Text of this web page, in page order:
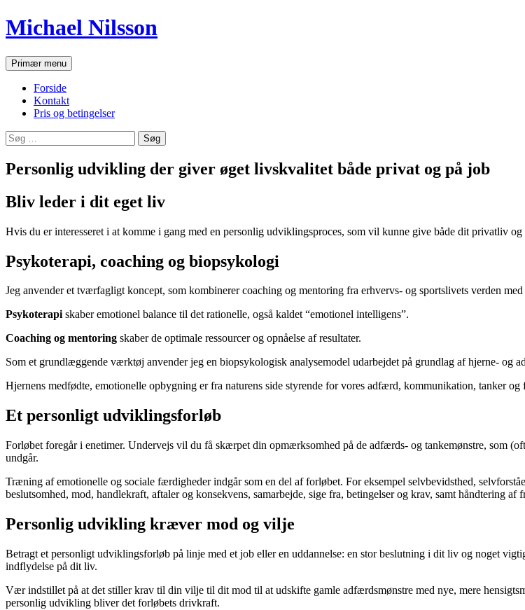
Hop
til
Michael Nilsson
SøgPrimær menu
Forside
Kontakt
Pris og betingelser
Søg
efter:
Personlig udvikling der giver øget livskvalitet både privat og på job
Bliv leder i dit eget liv
Hvis du er interesseret i at komme i gang med en personlig udviklingsproces, som vil kunne give både dit privatliv
Psykoterapi, coaching og biopsykologi
Jeg anvender et tværfagligt koncept, som kombinerer coaching og mentoring fra erhvervs- og sportslivets verden
Psykoterapiskaber emotionel balance til det rationelle, også kaldet “emotionel intelligens”.
Coaching og mentoring skaber de optimale ressourcer og opnåelse af resultater.
Som et grundlæggende værktøj anvender jeg en biopsykologisk analysemodel udarbejdet på grundlag af hjerne- og
Hjernens medfødte, emotionelle opbygning er fra naturens side styrende for vores adfærd, kommunikation, tanker
Et personligt udviklingsforløb
Forløbet foregår i enetimer. Undervejs vil du få skærpet din opmærksomhed på de adfærds- og tankemønstre, som
undgår.
Træning af emotionelle og sociale færdigheder indgår som en del af forløbet. For eksempel selvbevidsthed,
beslutsomhed, mod, handlekraft, aftaler og konsekvens, samarbejde, sige fra, betingelser og krav, samt håndtering af
Personlig udvikling kræver mod og vilje
Betragt et personligt udviklingsforløb på linje med et job eller en uddannelse: en stor beslutning i dit liv og noget
indflydelse på dit liv.
Vær indstillet på at det stiller krav til din vilje til dit mod til at udskifte gamle adfærdsmønstre med nye, mere
personlig udvikling bliver det forløbets drivkraft.